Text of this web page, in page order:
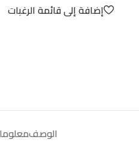
إضافة إلى قائمة الرغبات
الوصف